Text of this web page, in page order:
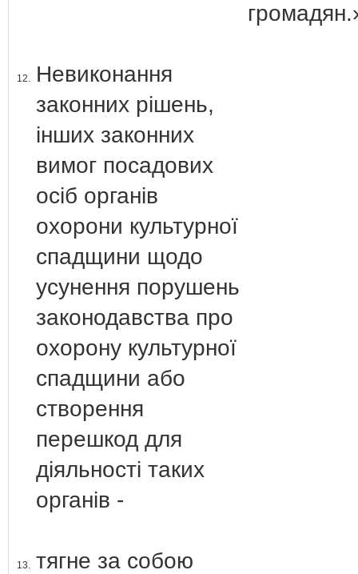
12.
Невиконання
законних рішень,
інших законних
вимог посадових
осіб органів
охорони культурної
спадщини щодо
усунення порушень
законодавства про
охорону культурної
спадщини або
створення
перешкод для
діяльності таких
органів -
13. тягне за собою